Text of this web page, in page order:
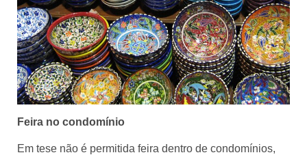
Feira no condomínio
Em tese não é permitida feira dentro de condomínios,